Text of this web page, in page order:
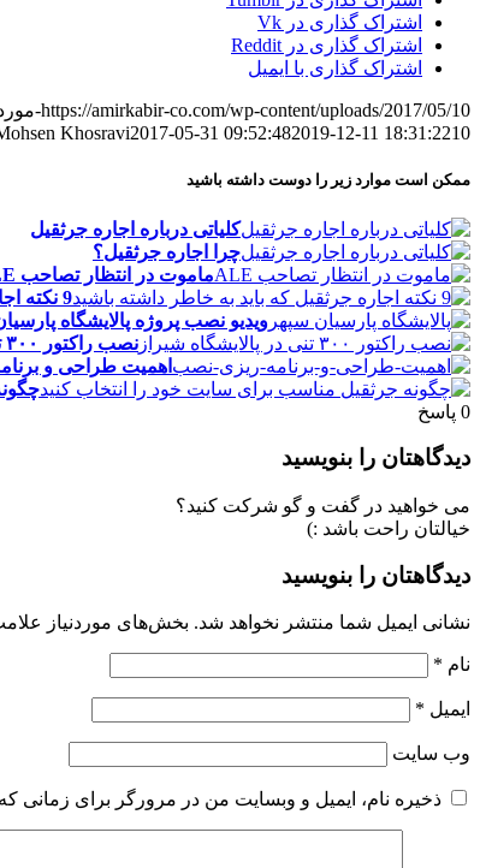
اشتراک گذاری در Vk
اشتراک گذاری در Reddit
اشتراک گذاری با ایمیل
https://amirkabir-co.com/wp-content/uploads/2017/05/10-مورد-از-مخرب-ترین-حوادث-جرثقیل-و-سوانح-عمرانی-در-دهه-گذشته.jpg
Khosravi2017-05-31 09:52:482019-12-11 18:31:2210 مورد از مخرب ترین حوادث جرثقیل و سوانح عمرانی در دهه گذشته
ممکن است موارد زیر را دوست داشته باشید
کلیاتی درباره اجاره جرثقیل
چرا اجاره جرثقیل؟
ماموت در انتظار تصاحب ALE
9 نکته اجاره جرثقیل که باید به خاطر داشته باشید
ویدیو نصب پروژه پالایشگاه
نصب راکتور ۳۰۰ تنی در پالایشگاه شیراز
اهمیت طراحی و
0 پاسخ
دیدگاهتان را بنویسید
می خواهید در گفت و گو شرکت کنید؟
خیالتان راحت باشد :)
دیدگاهتان را بنویسید
نشانی ایمیل شما منتشر نخواهد شد. بخش‌های موردنیاز
نام *
ایمیل *
وب‌ سایت
ذخیره نام، ایمیل و وبسایت من در مرورگر برای زمانی